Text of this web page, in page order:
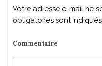
Votre adresse e-mail ne
obligatoires sont
Commentaire